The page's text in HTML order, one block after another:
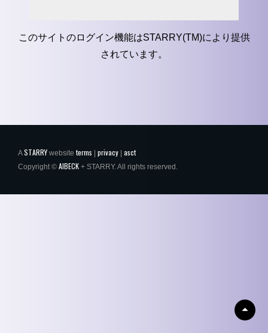
このサイトのログイン機能はSTARRY(TM)により提供
されています。
ASTARRY website terms privacy asct
Copyright © AIBECK + STARRY. All rights reserved.
Up